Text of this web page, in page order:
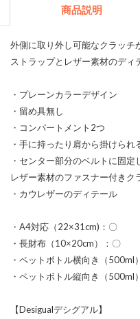
商品説明
外側に取り外し可能なクラッチ
ストラップとレザー素材のディ
・プレーンカラーデザイン
・留め具無し
・コンパートメント2つ
・手に持ったり肩から掛けら
・センター部分のベルトに固
レザー素材のファスナー付きク
・カウレザーのディテール
・A4対応（22×31cm)：〇
・長財布（10×20cm）：〇
・ペットボトル横向き（500ml
・ペットボトル縦向き（500ml
【Desigualデシグアル】